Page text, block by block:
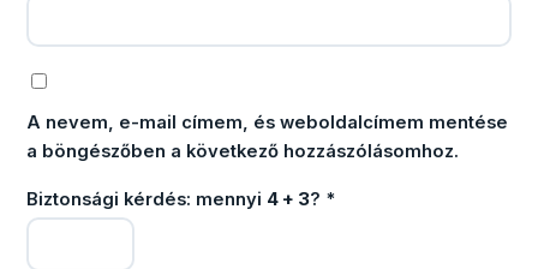
A nevem, e-mail címem, és weboldalcímem mentése
a böngészőben a következő hozzászólásomhoz.
Biztonsági kérdés: mennyi 4 + 3? *